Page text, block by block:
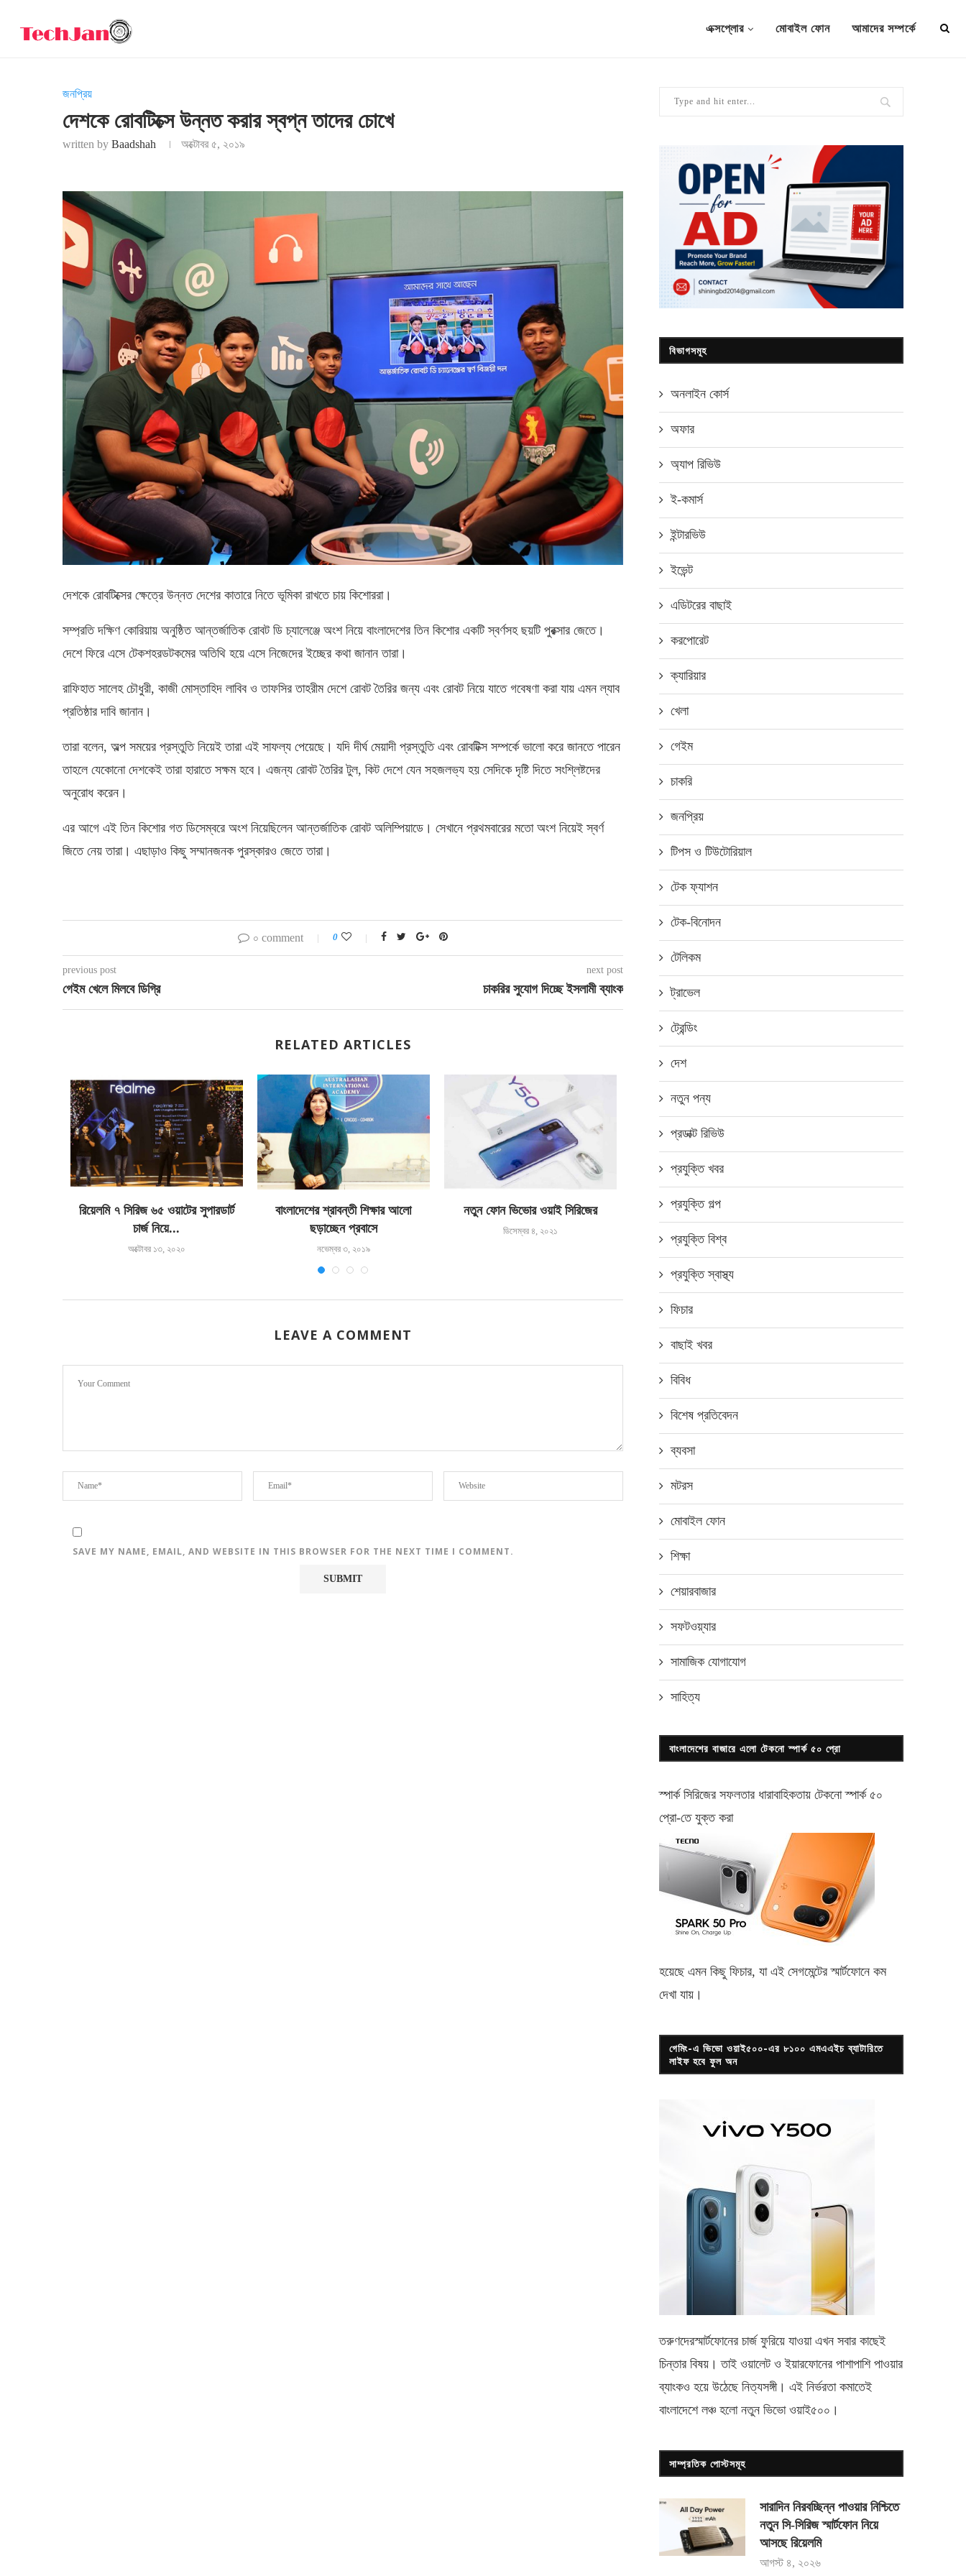
এক্সপ্লোর মোবাইল ফোন আমাদের সম্পর্কে
জনপ্রিয়
দেশকে রোবটিক্সে উন্নত করার স্বপ্ন তাদের চোখে
written by Baadshah অক্টোবর ৫, ২০১৯
দেশকে রোবটিক্সের ক্ষেত্রে উন্নত দেশের কাতারে নিতে ভূমিকা রাখতে চায় কিশোররা।
সম্প্রতি দক্ষিণ কোরিয়ায় অনুষ্ঠিত আন্তর্জাতিক রোবট ডি চ্যালেঞ্জে অংশ নিয়ে বাংলাদেশের তিন কিশোর একটি স্বর্ণসহ ছয়টি পুরক্সার জেতে।
দেশে ফিরে এসে টেকশহরডটকমের অতিথি হয়ে এসে নিজেদের ইচ্ছের কথা জানান তারা।
রাফিহাত সালেহ চৌধুরী, কাজী মোস্তাহিদ লাবিব ও তাফসির তাহরীম দেশে রোবট তৈরির জন্য এবং রোবট নিয়ে যাতে গবেষণা করা যায় এমন ল্যাব
প্রতিষ্ঠার দাবি জানান।
তারা বলেন, অল্প সময়ের প্রস্তুতি নিয়েই তারা এই সাফল্য পেয়েছে। যদি দীর্ঘ মেয়াদী প্রস্তুতি এবং রোবটিক্স সম্পর্কে ভালো করে জানতে পারেন
তাহলে যেকোনো দেশকেই তারা হারাতে সক্ষম হবে। এজন্য রোবট তৈরির টুল, কিট দেশে যেন সহজলভ্য হয় সেদিকে দৃষ্টি দিতে সংশ্লিষ্টদের
অনুরোধ করেন।
এর আগে এই তিন কিশোর গত ডিসেম্বরে অংশ নিয়েছিলেন আন্তর্জাতিক রোবট অলিম্পিয়াডে। সেখানে প্রথমবারের মতো অংশ নিয়েই স্বর্ণ
জিতে নেয় তারা। এছাড়াও কিছু সম্মানজনক পুরস্কারও জেতে তারা।
০ comment 0
previous post
গেইম খেলে মিলবে ডিগ্রি
next post
চাকরির সুযোগ দিচ্ছে ইসলামী ব্যাংক
RELATED ARTICLES
রিয়েলমি ৭ সিরিজ ৬৫ ওয়াটের সুপারডার্ট
চার্জ নিয়ে...
অক্টোবর ১৩, ২০২০
বাংলাদেশের শ্রাবন্তী শিক্ষার আলো
ছড়াচ্ছেন প্রবাসে
নভেম্বর ৩, ২০১৯
নতুন ফোন ভিভোর ওয়াই সিরিজের
ডিসেম্বর ৪, ২০২১
হুয়াওয়ের নোভা থ্রি আই ও ওয়াই নাইন
মার্চ ৪, ২০১৯
LEAVE A COMMENT
SAVE MY NAME, EMAIL, AND WEBSITE IN THIS BROWSER FOR THE NEXT TIME I COMMENT.
বিভাগসমূহ
অনলাইন কোর্স
অফার
অ্যাপ রিভিউ
ই-কমার্স
ইন্টারভিউ
ইভেন্ট
এডিটরের বাছাই
করপোরেট
ক্যারিয়ার
খেলা
গেইম
চাকরি
জনপ্রিয়
টিপস ও টিউটোরিয়াল
টেক ফ্যাশন
টেক-বিনোদন
টেলিকম
ট্রাভেল
ট্রেন্ডিং
দেশ
নতুন পন্য
প্রডাক্ট রিভিউ
প্রযুক্তি খবর
প্রযুক্তি গল্প
প্রযুক্তি বিশ্ব
প্রযুক্তি স্বাস্থ্য
ফিচার
বাছাই খবর
বিবিধ
বিশেষ প্রতিবেদন
ব্যবসা
মটরস
মোবাইল ফোন
শিক্ষা
শেয়ারবাজার
সফটওয়্যার
সামাজিক যোগাযোগ
সাহিত্য
বাংলাদেশের বাজারে এলো টেকনো স্পার্ক ৫০ প্রো
স্পার্ক সিরিজের সফলতার ধারাবাহিকতায় টেকনোস্পার্ক ৫০
প্রো-তে যুক্ত করা
হয়েছে এমন কিছু ফিচার, যা এই সেগমেন্টের স্মার্টফোনে কম
দেখা যায়।
গেমিং-এ ভিভো ওয়াই৫০০-এর ৮১০০ এমএএইচ ব্যাটারিতে
লাইফ হবে ফুল অন
তরুণদেরস্মার্টফোনের চার্জ ফুরিয়ে যাওয়া এখন সবার কাছেই
চিন্তার বিষয়। তাই ওয়ালেট ও ইয়ারফোনের পাশাপাশি পাওয়ার
ব্যাংকও হয়ে উঠেছে নিত্যসঙ্গী। এই নির্ভরতা কমাতেই
বাংলাদেশে লঞ্চ হলো নতুন ভিভো ওয়াই৫০০ ।
সাম্প্রতিক পোস্টসমূহ
সারাদিন নিরবচ্ছিন্ন পাওয়ার নিশ্চিতে
নতুন সি-সিরিজ স্মার্টফোন নিয়ে
আসছে রিয়েলমি
আগস্ট ৪, ২০২৬